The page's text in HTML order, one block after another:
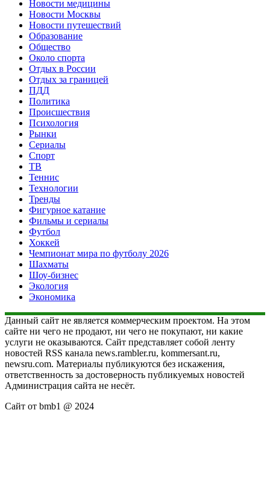
Новости медицины
Новости Москвы
Новости путешествий
Образование
Общество
Около спорта
Отдых в России
Отдых за границей
ПДД
Политика
Происшествия
Психология
Рынки
Сериалы
Спорт
ТВ
Теннис
Технологии
Тренды
Фигурное катание
Фильмы и сериалы
Футбол
Хоккей
Чемпионат мира по футболу 2026
Шахматы
Шоу-бизнес
Экология
Экономика
Данный сайт не является коммерческим проектом. На этом
сайте ни чего не продают, ни чего не покупают, ни какие
услуги не оказываются. Сайт представляет собой ленту
новостей RSS канала news.rambler.ru, kommersant.ru,
newsru.com. Материалы публикуются без искажения,
ответственность за достоверность публикуемых новостей
Администрация сайта не несёт.
Сайт от bmb1 @ 2024